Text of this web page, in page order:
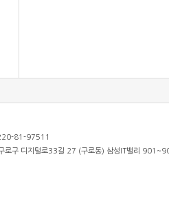
81-97511
로구 디지털로33길 27 (구로동) 삼성IT밸리